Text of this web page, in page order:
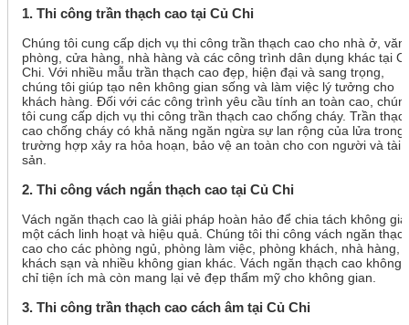
1. Thi công trần thạch cao tại Củ Chi
Chúng tôi cung cấp dịch vụ thi công trần thạch cao cho nhà ở, văn
phòng, cửa hàng, nhà hàng và các công trình dân dụng khác tại
Chi. Với nhiều mẫu trần thạch cao đẹp, hiện đại và sang trọng,
chúng tôi giúp tạo nên không gian sống và làm việc lý tưởng cho
khách hàng. Đối với các công trình yêu cầu tính an toàn cao,
tôi cung cấp dịch vụ thi công trần thạch cao chống cháy. Trần
cao chống cháy có khả năng ngăn ngừa sự lan rộng của lửa trong
trường hợp xảy ra hỏa hoạn, bảo vệ an toàn cho con người và tài
sản.
2. Thi công vách ngắn thạch cao tại Củ Chi
Vách ngăn thạch cao là giải pháp hoàn hảo để chia tách không
một cách linh hoạt và hiệu quả. Chúng tôi thi công vách ngăn
cao cho các phòng ngủ, phòng làm việc, phòng khách, nhà hàng,
khách sạn và nhiều không gian khác. Vách ngăn thạch cao không
chỉ tiện ích mà còn mang lại vẻ đẹp thẩm mỹ cho không gian.
3. Thi công trần thạch cao cách âm tại Củ Chi